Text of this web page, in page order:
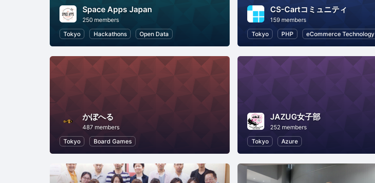
Space Apps Japan
250 members
Tokyo
Hackathons Open Data
CS-Cartコミュニティ
159 members
Tokyo
PHP eCommerce Technology
かぼへる
487 members
Tokyo
Board Games
JAZUG女子部
252 members
Tokyo
Azure